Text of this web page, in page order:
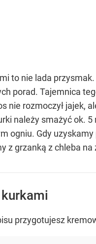
to nie lada
porad. Tajemnica
nie rozmoczył jajek,
należy smażyć ok.
ogniu. Gdy
z grzanką z chleba
przygotujesz